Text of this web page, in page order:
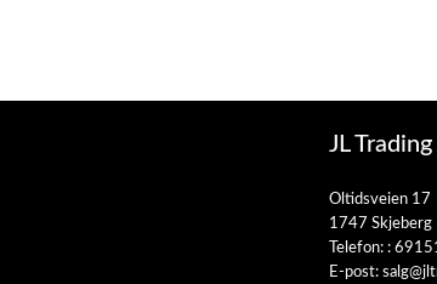
JL Trading
Oltidsveien 17
1747 Skjeberg
Telefon: :
E-post: